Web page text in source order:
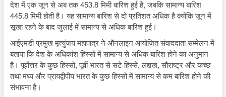
देश में एक जून से अब तक 453.8 मिमी बारिश हुई है, जबकि सामान्य बारिश
445.8 मिमी होती है। यह सामान्य बारिश से दो प्रतिशत अधिक है क्योंकि जून में
सूखा रहने के बाद जुलाई में सामान्य से अधिक बारिश हुई।
आईएमडी प्रमुख मृत्युंजय महापात्र ने ऑनलाइन आयोजित संवाददाता सम्मेलन में
बताया कि देश के अधिकांश हिस्सों में सामान्य से अधिक बारिश होने का अनुमान
है। पूर्वोत्तर के कुछ हिस्सों, पूर्वी भारत से सटे हिस्से, लद्दाख, सौराष्ट्र और कच्छ
तथा मध्य और प्रायद्वीपीय भारत के कुछ हिस्सों में सामान्य से कम बारिश होने की
संभावना है।